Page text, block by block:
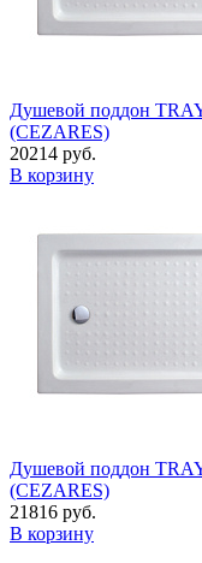
Душевой поддон
(CEZARES)
20214 руб.
В корзину
Душевой поддон
(CEZARES)
21816 руб.
В корзину